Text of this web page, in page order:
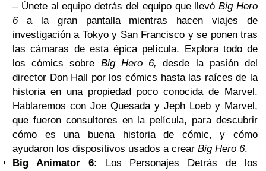
– Únete al equipo detrás del equipo que llevóBig Hero
6a la gran pantalla mientras hacen viajes de
investigación a Tokyo y San Francisco y se ponen tras
las cámaras de esta épica película. Explora todo de
los cómics sobre Big Hero 6,desde la pasión del
director Don Hall por los cómics hasta las raíces de la
historia en una propiedad poco conocida de Marvel.
Hablaremos con Joe Quesada y Jeph Loeb y Marvel,
que fueron consultores en la película, para descubrir
cómo es una buena historia de cómic, y cómo
ayudaron los dispositivos usados a crear Big Hero 6.
Big Animator 6: Los Personajes Detrás de los